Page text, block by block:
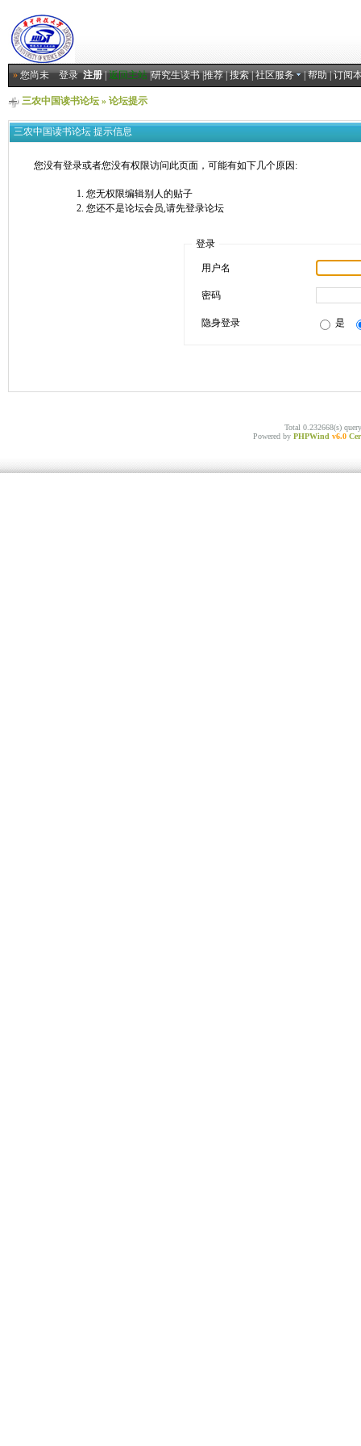
»您尚未登录 注册|返回主站|研究生读书|推荐|搜索|社区服务 |帮助|订阅
三农中国读书论坛» 论坛提示
三农中国读书论坛 提示信息
您没有登录或者您没有权限访问此页面，可能有如下几个原因:
您无权限编辑别人的贴子
您还不是论坛会员,请先登录论坛
登录
用户名
密码
隐身登录 是
Total 0.232668(s)
Powered by PHPWind v6.0